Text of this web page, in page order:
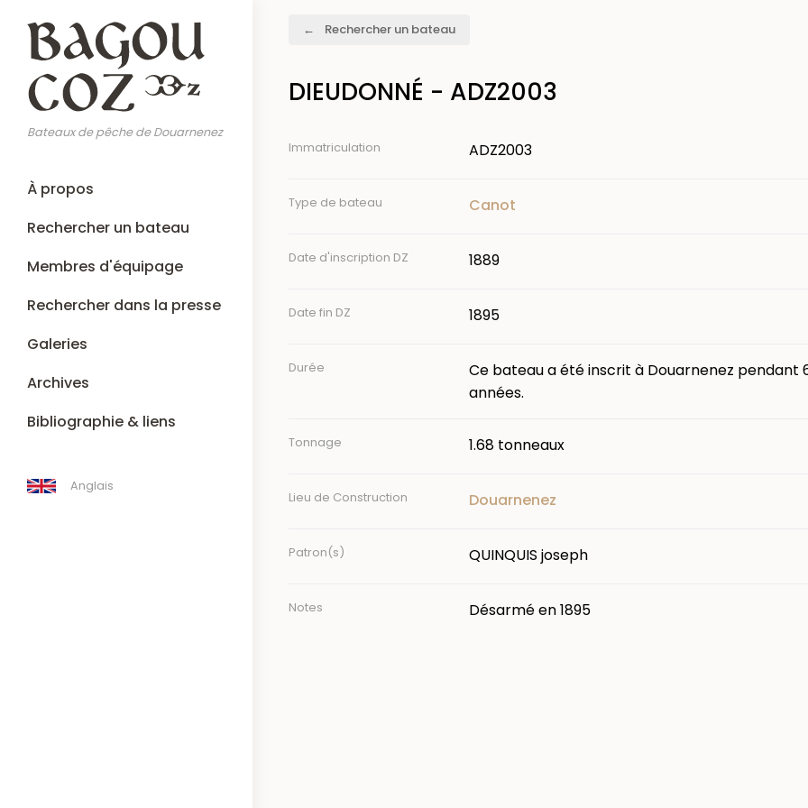
contenu
principal
Bateaux de pêche de Douarnenez
Main
navigation
À propos
Rechercher un bateau
Membres d'équipage
Rechercher dans la presse
Galeries
Archives
Bibliographie & liens
Anglais
Rechercher un bateau
DIEUDONNÉ - ADZ2003
Immatriculation ADZ2003
Type de bateau Canot
Date d'inscription DZ 1889
Date fin DZ 1895
Durée
Ce bateau a été inscrit à Douarnenez pendant
années.
Tonnage 1.68 tonneaux
Lieu de Construction Douarnenez
Patron(s) QUINQUIS joseph
Notes Désarmé en 1895